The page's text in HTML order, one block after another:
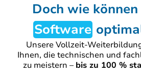
Doch wie
Software
Unsere Vollzeit-
Ihnen, die technischen und
zu meistern – bis zu 100 %